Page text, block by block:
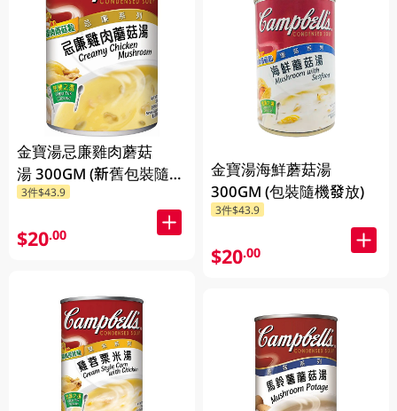
金寶湯忌廉雞肉蘑菇
湯 300GM (新舊包裝隨機
發貨) (包裝隨機發放)
3件$43.9
$20.00
金寶湯海鮮蘑菇湯
300GM (包裝隨機發放)
3件$43.9
$20.00